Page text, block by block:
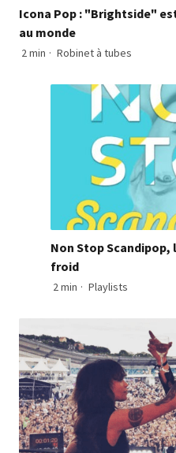
Icona Pop : "Brightside"
au monde
2 min · Robinet à tubes
Non Stop
froid
2 min · Playlists